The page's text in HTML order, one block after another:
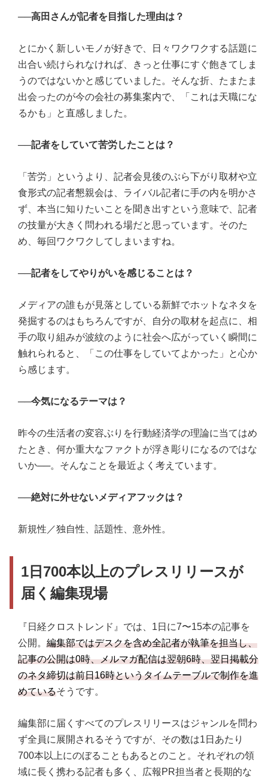
──高田さんが記者を目指した理由は？
とにかく新しいモノが好きで、日々ワクワクする話題に
出合い続けられなければ、きっと仕事にすぐ飽きてしま
うのではないかと感じていました。そんな折、たまたま
出会ったのが今の会社の募集案内で、「これは天職にな
るかも」と直感しました。
──記者をしていて苦労したことは？
「苦労」というより、記者会見後のぶら下がり取材や立
食形式の記者懇親会は、ライバル記者に手の内を明かさ
ず、本当に知りたいことを聞き出すという意味で、記者
の技量が大きく問われる場だと思っています。そのた
め、毎回ワクワクしてしまいますね。
──記者をしてやりがいを感じることは？
メディアの誰もが見落としている新鮮でホットなネタを
発掘するのはもちろんですが、自分の取材を起点に、相
手の取り組みが波紋のように社会へ広がっていく瞬間に
触れられると、「この仕事をしていてよかった」と心か
ら感じます。
──今気になるテーマは？
昨今の生活者の変容ぶりを行動経済学の理論に当てはめ
たとき、何か重大なファクトが浮き彫りになるのではな
いか──。そんなことを最近よく考えています。
──絶対に外せないメディアフックは？
新規性／独自性、話題性、意外性。
1日700本以上のプレスリリースが
届く編集現場
『日経クロストレンド』では、1日に7〜15本の記事を
公開。 編集部ではデスクを含め全記者が執筆を担当し、
記事の公開は0時、メルマガ配信は翌朝6時、翌日掲載分
のネタ締切は前日16時というタイムテーブルで制作を進
めているそうです。
編集部に届くすべてのプレスリリースはジャンルを問わ
ず全員に展開されるそうですが、その数は1日あたり
700本以上にのぼることもあるとのこと。それぞれの領
域に長く携わる記者も多く、広報PR担当者と長期的な